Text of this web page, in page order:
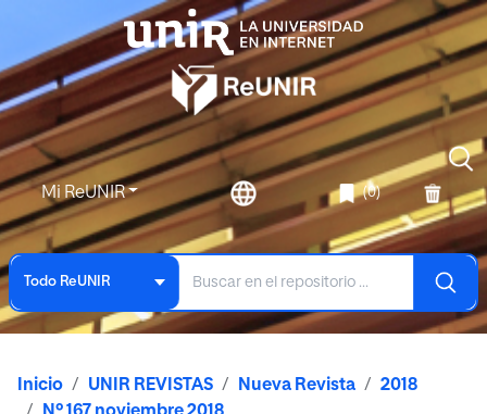
Mi ReUNIR (0)
Todo ReUNIR
Inicio UNIR REVISTAS Nueva Revista
2018